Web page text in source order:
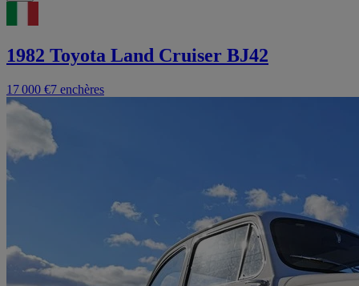
1982 Toyota Land Cruiser BJ42
17 000 €7 enchères